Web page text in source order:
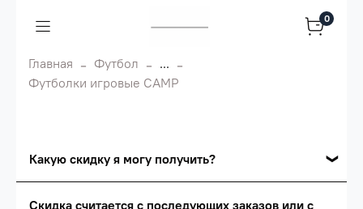
0
Главная Футбол
...
Футболки игровые CAMP
Какую скидку я могу получить?
Скидка считается с последующих заказов или с